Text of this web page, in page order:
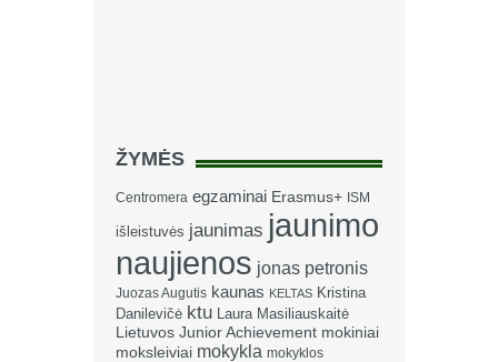
ŽYMĖS
Centromera egzaminai Erasmus+ ISM
išleistuvės jaunimas jaunimo
naujienos jonas petronis
Juozas Augutis kaunas KELTAS Kristina
Danilevičė ktu Laura Masiliauskaitė
Lietuvos Junior Achievement mokiniai
moksleiviai mokykla mokyklos